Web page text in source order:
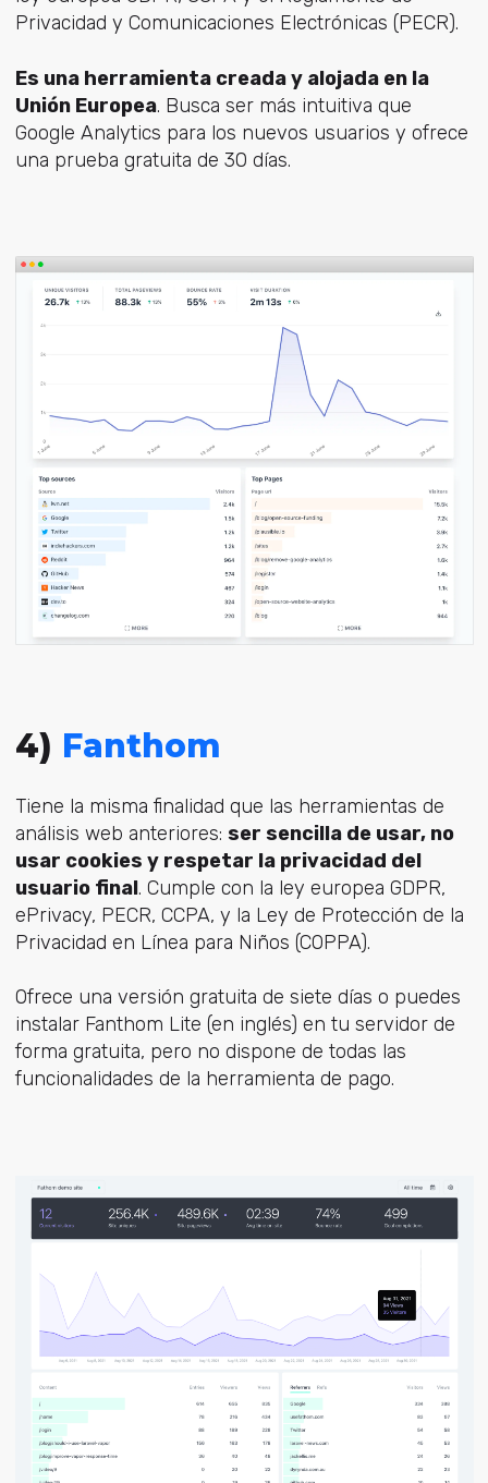
Privacidad y Comunicaciones Electrónicas (PECR).
Es una herramienta creada y alojada en la
Unión Europea. Busca ser más intuitiva que
Google Analytics para los nuevos usuarios y ofrece
una prueba gratuita de 30 días.
4) Fanthom
Tiene la misma finalidad que las herramientas de
análisis web anteriores: ser sencilla de usar, no
usar cookies y respetar la privacidad del
usuario final. Cumple con la ley europea GDPR,
ePrivacy, PECR, CCPA, y la Ley de Protección de la
Privacidad en Línea para Niños (COPPA).
Ofrece una versión gratuita de siete días o puedes
instalar Fanthom Lite (en inglés) en tu servidor de
forma gratuita, pero no dispone de todas las
funcionalidades de la herramienta de pago.